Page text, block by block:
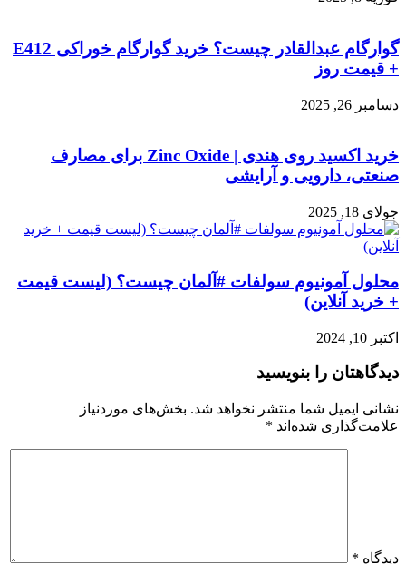
گوارگام عبدالقادر چیست؟ خرید گوارگام خوراکی E412
+ قیمت روز
دسامبر 26, 2025
خرید اکسید روی هندی | Zinc Oxide برای مصارف
صنعتی، دارویی و آرایشی
جولای 18, 2025
محلول آمونیوم سولفات #آلمان چیست؟ (لیست قیمت
+ خرید آنلاین)
اکتبر 10, 2024
دیدگاهتان را بنویسید
نشانی ایمیل شما منتشر نخواهد شد. بخش‌های موردنیاز
علامت‌گذاری شده‌اند *
دیدگاه *